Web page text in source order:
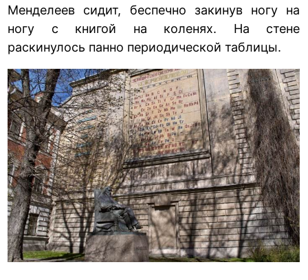
Менделеев сидит, беспечно закинув ногу на
ногу с книгой на коленях. На стене
раскинулось панно периодической таблицы.